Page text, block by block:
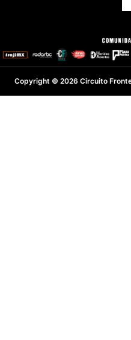
Copyright © 2026 Circuito